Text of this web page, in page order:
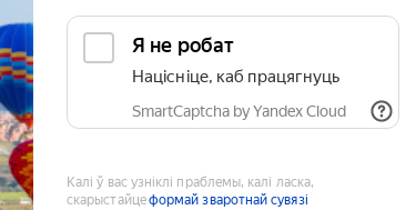
Я не робат
Націсніце, каб працягнуць
SmartCaptcha by Yandex Cloud
Калі ў вас узніклі праблемы, калі ласка,
скарыстайцеформай зваротнай сувязі